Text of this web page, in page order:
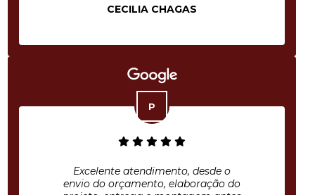
CECILIA CHAGAS
Excelente atendimento, desde o
envio do orçamento, elaboração do